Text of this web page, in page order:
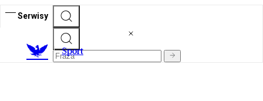
Serwisy
Sport